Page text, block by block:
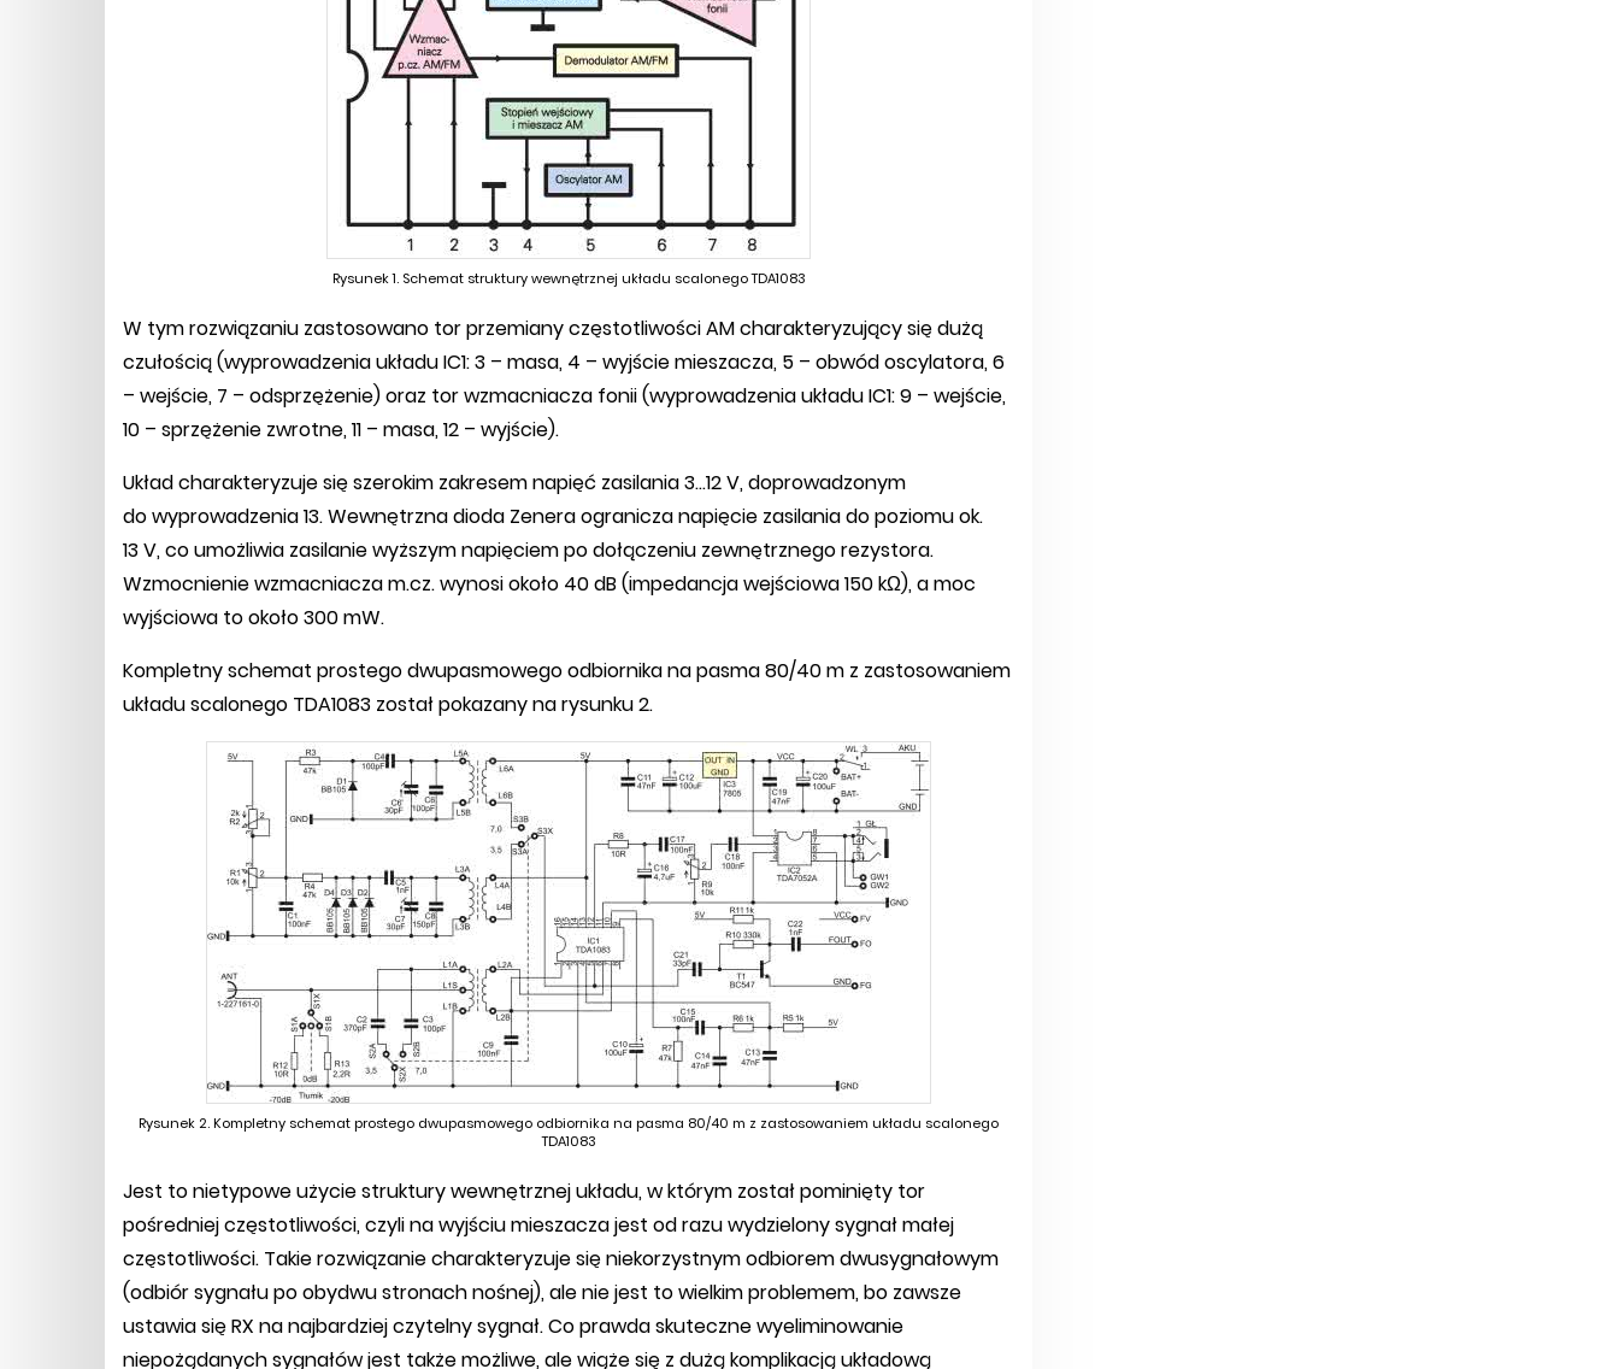
Rysunek 1. Schemat struktury wewnętrznej układu scalonego TDA1083
W tym rozwiązaniu zastosowano tor przemiany częstotliwości AM charakteryzujący się dużą
czułością (wyprowadzenia układu IC1: 3 – masa, 4 – wyjście mieszacza, 5 – obwód oscylatora, 6
– wejście, 7 – odsprzężenie) oraz tor wzmacniacza fonii (wyprowadzenia układu IC1: 9 – wejście,
10 – sprzężenie zwrotne, 11 – masa, 12 – wyjście).
Układ charakteryzuje się szerokim zakresem napięć zasilania 3...12 V, doprowadzonym
do wyprowadzenia 13. Wewnętrzna dioda Zenera ogranicza napięcie zasilania do poziomu ok.
13 V, co umożliwia zasilanie wyższym napięciem po dołączeniu zewnętrznego rezystora.
Wzmocnienie wzmacniacza m.cz. wynosi około 40 dB (impedancja wejściowa 150 kΩ), a moc
wyjściowa to około 300 mW.
Kompletny schemat prostego dwupasmowego odbiornika na pasma 80/40 m z zastosowaniem
układu scalonego TDA1083 został pokazany na rysunku 2.
Rysunek 2. Kompletny schemat prostego dwupasmowego odbiornika na pasma 80/40 m z zastosowaniem układu scalonego
TDA1083
Jest to nietypowe użycie struktury wewnętrznej układu, w którym został pominięty tor
pośredniej częstotliwości, czyli na wyjściu mieszacza jest od razu wydzielony sygnał małej
częstotliwości. Takie rozwiązanie charakteryzuje się niekorzystnym odbiorem dwusygnałowym
(odbiór sygnału po obydwu stronach nośnej), ale nie jest to wielkim problemem, bo zawsze
ustawia się RX na najbardziej czytelny sygnał. Co prawda skuteczne wyeliminowanie
niepożądanych sygnałów jest także możliwe, ale wiąże się z dużą komplikacją układową